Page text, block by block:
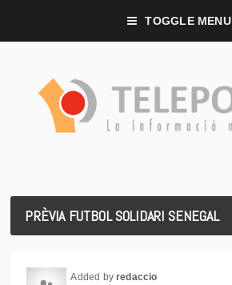
TOGGLE MENU
PRÈVIA FUTBOL SOLIDARI SENEGAL
Added byredaccio